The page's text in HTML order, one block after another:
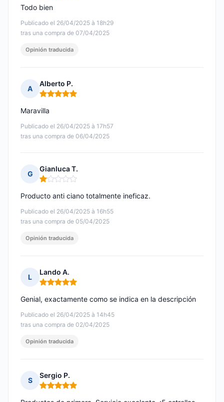
Publicado el 26/04/2025 à 18h29
tras una compra de 07/04/2025
Todo bien
Opinión traducida
A
Alberto P.
Nota: 5 de 5
Publicado el 26/04/2025 à 17h57
tras una compra de 06/04/2025
Maravilla
G
Gianluca T.
Nota: 1 de 5
Publicado el 26/04/2025 à 16h55
tras una compra de 05/04/2025
Producto anti ciano totalmente ineficaz.
Opinión traducida
L
Lando A.
Nota: 5 de 5
Publicado el 26/04/2025 à 14h45
tras una compra de 02/04/2025
Genial, exactamente como se indica en la descripción
Opinión traducida
S
Sergio P.
Nota: 5 de 5